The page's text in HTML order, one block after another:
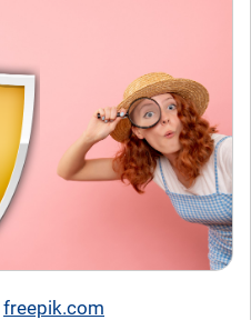
freepik.com